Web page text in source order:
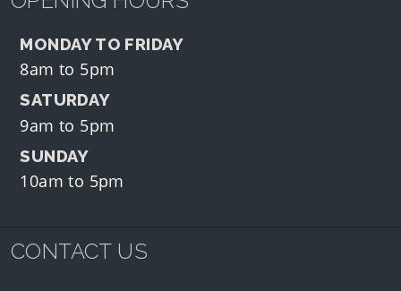
MONDAY TO FRIDAY
8am to 5pm
SATURDAY
9am to 5pm
SUNDAY
10am to 5pm
CONTACT US